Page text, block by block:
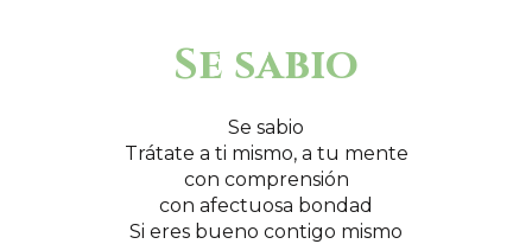
Se sabio
Se sabio
Trátate a ti mismo, a tu mente
con comprensión
con afectuosa bondad
Si eres bueno contigo mismo